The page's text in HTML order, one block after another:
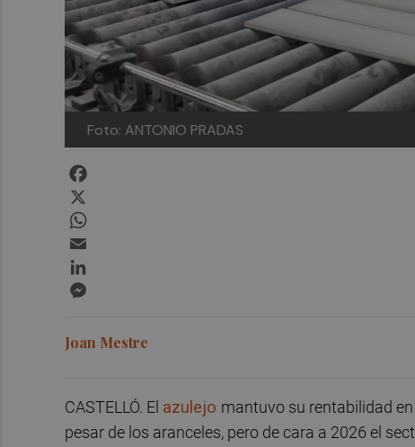
Foto: ANTONIO PRADAS
Joan Mestre
CASTELLÓ. El azulejo mantuvo su rentabilidad en
pesar de los aranceles, pero de cara a 2026 el